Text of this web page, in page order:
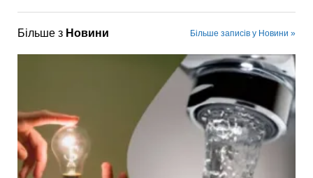
Більше з Новини Більше записів у Новини »